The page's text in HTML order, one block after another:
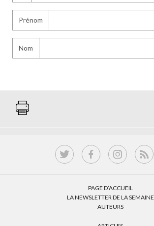
Prénom
Nom
PAGE D’ACCUEIL
LA NEWSLETTER DE LA SEMAINE
AUTEURS